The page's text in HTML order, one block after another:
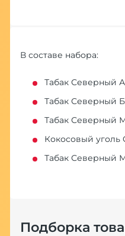
В составе набора:
Табак Северный
Табак Северный
Табак Северный
Кокосовый уголь
Табак Северный
Подборка